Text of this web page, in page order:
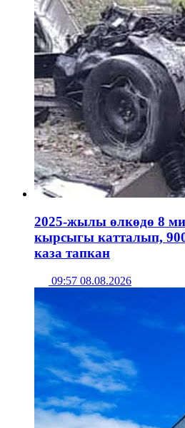
2025-жылы өлкөдө 8
кырсыгы катталып,
каза тапкан
09:57 08.08.2026